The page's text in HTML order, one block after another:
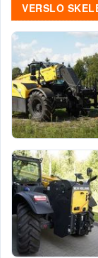
VERSLO